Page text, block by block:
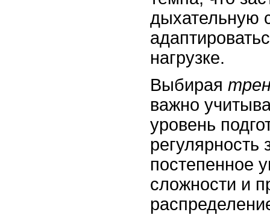
дыхательную
нагрузке.
Выбирая
важно
уровень
регулярность
постепенное
сложности и